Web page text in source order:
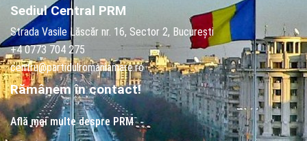
Sediul Central PRM
Strada Vasile Lăscăr nr. 16, Sector 2, București
+4 0773 704 275
centru@partidulromaniamare.ro
Rămânem în contact!
Află mai multe despre PRM